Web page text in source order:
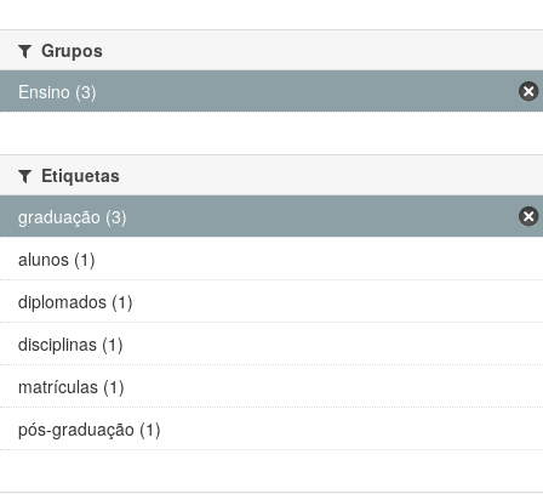
Grupos
Ensino (3)
Etiquetas
graduação (3)
alunos (1)
diplomados (1)
disciplinas (1)
matrículas (1)
pós-graduação (1)